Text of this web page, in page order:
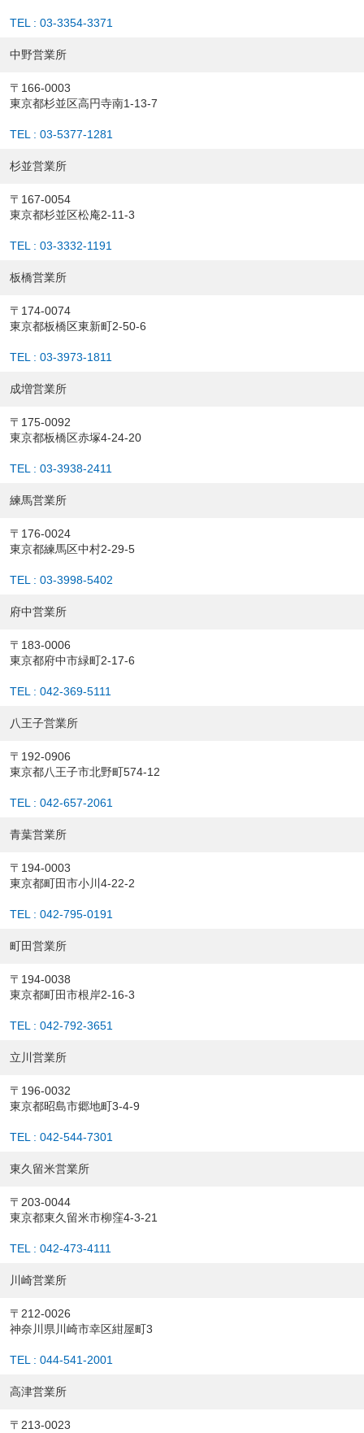
TEL : 03-3354-3371
中野営業所
〒166-0003
東京都杉並区高円寺南1-13-7
TEL : 03-5377-1281
杉並営業所
〒167-0054
東京都杉並区松庵2-11-3
TEL : 03-3332-1191
板橋営業所
〒174-0074
東京都板橋区東新町2-50-6
TEL : 03-3973-1811
成増営業所
〒175-0092
東京都板橋区赤塚4-24-20
TEL : 03-3938-2411
練馬営業所
〒176-0024
東京都練馬区中村2-29-5
TEL : 03-3998-5402
府中営業所
〒183-0006
東京都府中市緑町2-17-6
TEL : 042-369-5111
八王子営業所
〒192-0906
東京都八王子市北野町574-12
TEL : 042-657-2061
青葉営業所
〒194-0003
東京都町田市小川4-22-2
TEL : 042-795-0191
町田営業所
〒194-0038
東京都町田市根岸2-16-3
TEL : 042-792-3651
立川営業所
〒196-0032
東京都昭島市郷地町3-4-9
TEL : 042-544-7301
東久留米営業所
〒203-0044
東京都東久留米市柳窪4-3-21
TEL : 042-473-4111
川崎営業所
〒212-0026
神奈川県川崎市幸区紺屋町3
TEL : 044-541-2001
高津営業所
〒213-0023